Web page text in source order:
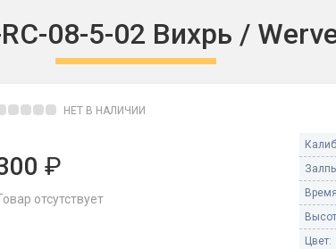
Хлопушки и
Бенгальские огни малые
Бенгальские огни большие
08-5-02 Вихрь /
НЕТ В НАЛИЧИИ
₽
отсутствует
Цвет: